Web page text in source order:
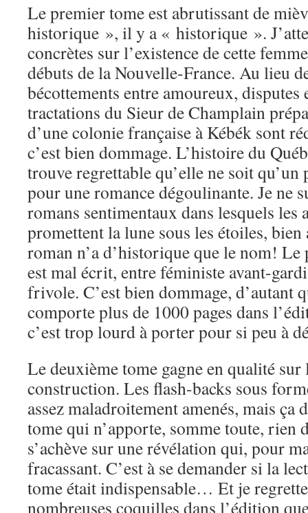
Le premier tome est abrutissant de
historique », il y a « historique ».
concrètes sur l’existence de cette
débuts de la Nouvelle-France. Au lieu
bécottements entre amoureux,
tractations du Sieur de Champlain
d’une colonie française à Kébék sont
c’est bien dommage. L’histoire du
trouve regrettable qu’elle ne soit qu’un
pour une romance dégoulinante. Je ne
romans sentimentaux dans lesquels les
promettent la lune sous les étoiles,
roman n’a d’historique que le nom! Le
est mal écrit, entre féministe avant-
frivole. C’est bien dommage, d’autant
comporte plus de 1000 pages dans
c’est trop lourd à porter pour si peu à
Le deuxième tome gagne en qualité
construction. Les flash-backs sous
assez maladroitement amenés, mais ça
tome qui n’apporte, somme toute, rien
s’achève sur une révélation qui, pour
fracassant. C’est à se demander si la
tome était indispensable… Et je
nombreuses coquilles dans l’édition